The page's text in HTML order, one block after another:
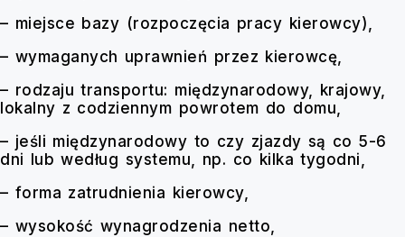
– miejsce bazy (rozpoczęcia pracy kierowcy),
– wymaganych uprawnień przez kierowcę,
– rodzaju transportu: międzynarodowy, krajowy,
lokalny z codziennym powrotem do domu,
– jeśli międzynarodowy to czy zjazdy są co 5-6
dni lub według systemu, np. co kilka tygodni,
– forma zatrudnienia kierowcy,
– wysokość wynagrodzenia netto,